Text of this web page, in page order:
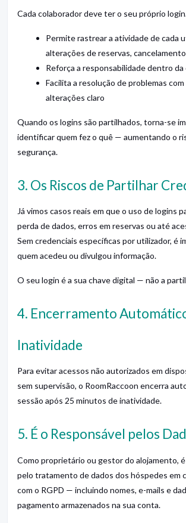
Cada colaborador deve ter o seu próprio
Permite rastrear a atividade de cada
alterações de reservas,
Reforça a responsabilidade dentro da
Facilita a resolução de problemas
alterações claro
Quando os logins são partilhados, torna-se
identificar quem fez o quê — aumentando o
segurança.
3. Os Riscos de Partilhar
Já vimos casos reais em que o uso de logins
perda de dados, erros em reservas ou até
Sem credenciais específicas por utilizador, é
quem acedeu ou divulgou informação.
O seu login é a sua chave digital — não a
4. Encerramento
Inatividade
Para evitar acessos não autorizados em
sem supervisão, o RoomRaccoon encerra
sessão após 25 minutos de inatividade.
5. É o Responsável pelos
Como proprietário ou gestor do alojamento,
pelo tratamento de dados dos hóspedes em
com o RGPD — incluindo nomes, e-mails e
pagamento armazenados na sua conta.